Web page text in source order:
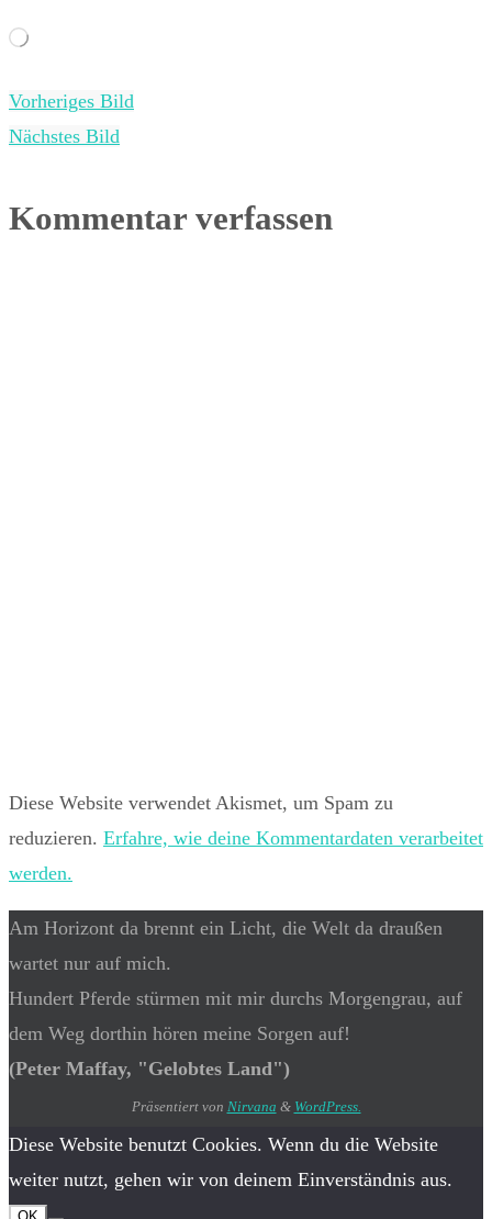
Wird
Vorheriges Bild
Nächstes Bild
Kommentar verfassen
Diese Website verwendet Akismet, um Spam zu
reduzieren. Erfahre, wie deine Kommentardaten verarbeitet
werden.
Am Horizont da brennt ein Licht, die Welt da draußen
wartet nur auf mich.
Hundert Pferde stürmen mit mir durchs Morgengrau, auf
dem Weg dorthin hören meine Sorgen auf!
(Peter Maffay, "Gelobtes Land")
Präsentiert von Nirvana & WordPress.
Diese Website benutzt Cookies. Wenn du die Website
weiter nutzt, gehen wir von deinem Einverständnis aus.